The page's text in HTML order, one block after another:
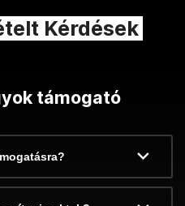
Kérdések
támogató